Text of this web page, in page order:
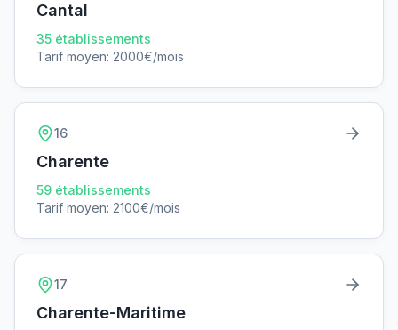
Cantal
35 établissements
Tarif moyen: 2000€/mois
16
Charente
59 établissements
Tarif moyen: 2100€/mois
17
Charente-Maritime